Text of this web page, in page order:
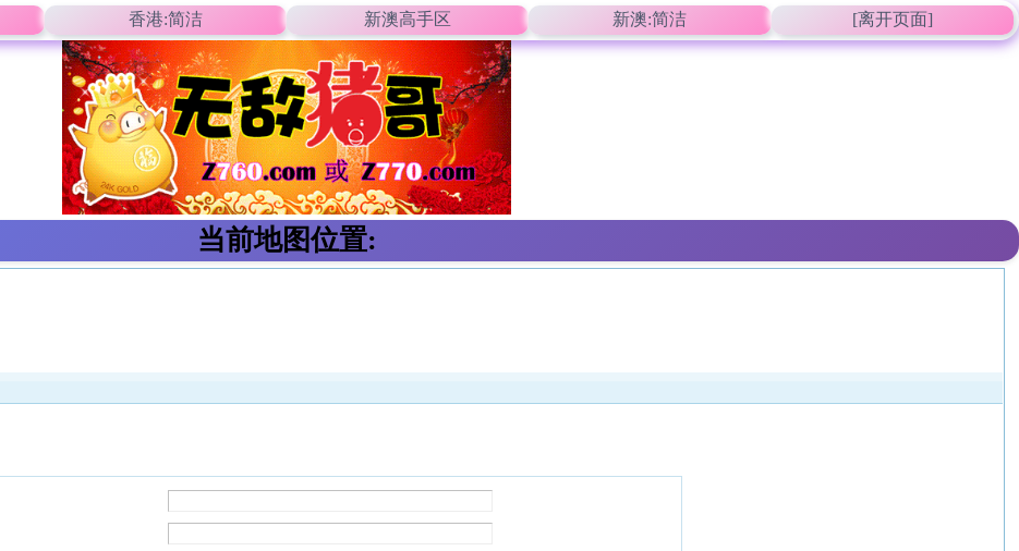
香港:简洁 新澳高手区 新澳:简洁 [离开页面]
当前地图位置: